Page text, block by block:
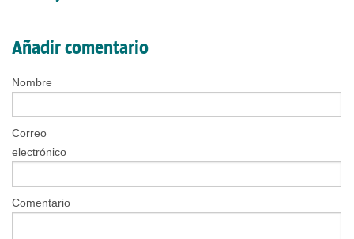
Añadir comentario
Nombre
Correo
electrónico
Comentario